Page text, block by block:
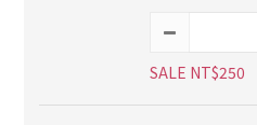
SALE NT$250